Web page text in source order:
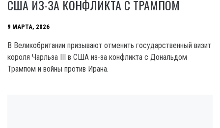
США ИЗ-ЗА КОНФЛИКТА С ТРАМПОМ
9 МАРТА, 2026
В Великобритании призывают отменить государственный визит
короля Чарльза III в США из-за конфликта с Дональдом
Трампом и войны против Ирана.